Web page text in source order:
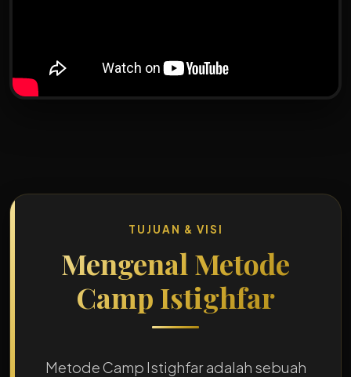
TUJUAN & VISI
Mengenal Metode
Camp Istighfar
Metode Camp Istighfaradalah sebuah